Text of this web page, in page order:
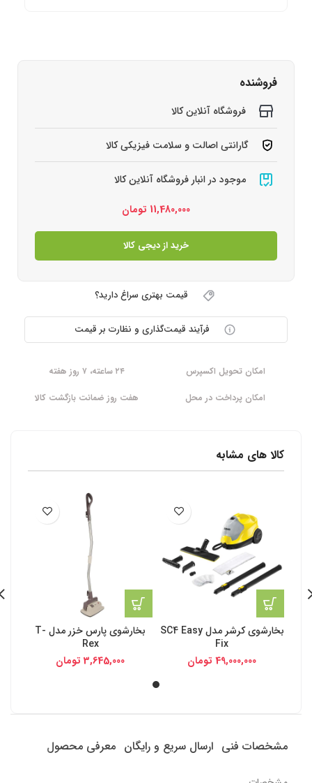
فروشنده
فروشگاه آنلاین کالا
گارانتی اصالت و سلامت فیزیکی کالا
موجود در انبار فروشگاه آنلاین کالا
11,480,000 تومان
خرید از دیجی کالا
قیمت بهتری سراغ دارید؟
فرآیند قیمت‌گذاری و نظارت بر قیمت
امکان تحویل اکسپرس
۲۴ ساعته، ۷ روز هفته
امکان پرداخت در محل
هفت روز ضمانت بازگشت کالا
کالا های مشابه
بخارشوی کرشر مدل SC4 Easy
Fix
49,000,000 تومان
بخارشوی پارس خزر مدل T-
Rex
3,645,000 تومان
مشخصات فنی ارسال سریع و رایگان معرفی محصول